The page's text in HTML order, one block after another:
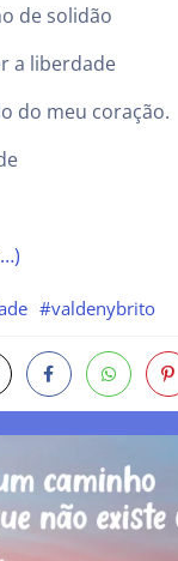
de solidão
a liberdade
do meu coração.
#valdenybrito